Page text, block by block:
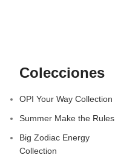
Colecciones
OPI Your Way Collection
Summer Make the Rules
Big Zodiac Energy
Collection